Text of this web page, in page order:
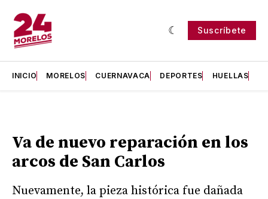
Suscríbete
INICIO MORELOS CUERNAVACA DEPORTES HUELLAS
Va de nuevo reparación en los
arcos de San Carlos
Nuevamente, la pieza histórica fue dañada